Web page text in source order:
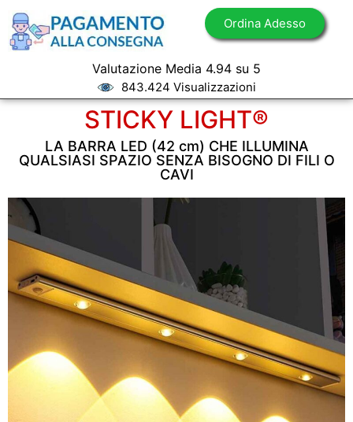
Ordina Adesso
Valutazione Media 4.94 su 5
843.424 Visualizzazioni
STICKY LIGHT®
LA BARRA LED (42 cm) CHE ILLUMINA
QUALSIASI SPAZIO SENZA BISOGNO DI FILI O
CAVI